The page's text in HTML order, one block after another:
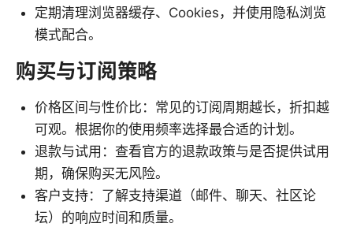
定期清理浏览器缓存、Cookies，并使用隐私浏览
模式配合。
购买与订阅策略
价格区间与性价比：常见的订阅周期越长，折扣越
可观。根据你的使用频率选择最合适的计划。
退款与试用：查看官方的退款政策与是否提供试用
期，确保购买无风险。
客户支持：了解支持渠道（邮件、聊天、社区论
坛）的响应时间和质量。